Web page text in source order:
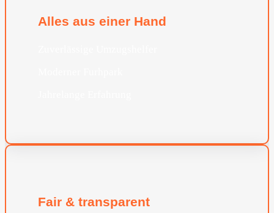
Alles aus einer Hand
Fair & transparent